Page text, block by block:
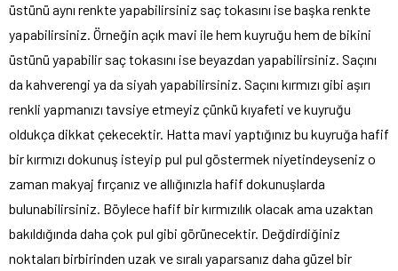
üstünü aynı renkte yapabilirsiniz saç tokasını ise başka renkte
yapabilirsiniz. Örneğin açık mavi ile hem kuyruğu hem de bikini
üstünü yapabilir saç tokasını ise beyazdan yapabilirsiniz. Saçını
da kahverengi ya da siyah yapabilirsiniz. Saçını kırmızı gibi aşırı
renkli yapmanızı tavsiye etmeyiz çünkü kıyafeti ve kuyruğu
oldukça dikkat çekecektir. Hatta mavi yaptığınız bu kuyruğa hafif
bir kırmızı dokunuş isteyip pul pul göstermek niyetindeyseniz o
zaman makyaj fırçanız ve allığınızla hafif dokunuşlarda
bulunabilirsiniz. Böylece hafif bir kırmızılık olacak ama uzaktan
bakıldığında daha çok pul gibi görünecektir. Değdirdiğiniz
noktaları birbirinden uzak ve sıralı yaparsanız daha güzel bir